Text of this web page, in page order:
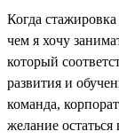
Когда
чем я хочу
который
развития и
команда,
желание